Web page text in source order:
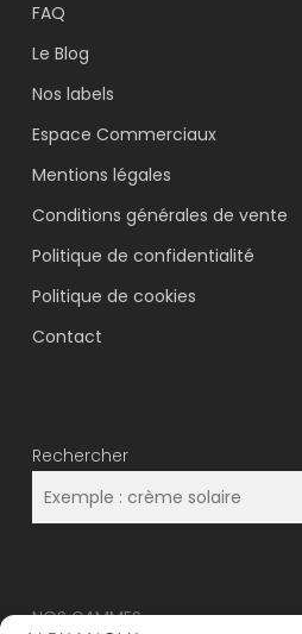
FAQ
Le Blog
Nos labels
Espace Commerciaux
Mentions légales
Conditions générales de vente
Politique de confidentialité
Politique de cookies
Contact
Rechercher
NOS GAMMES